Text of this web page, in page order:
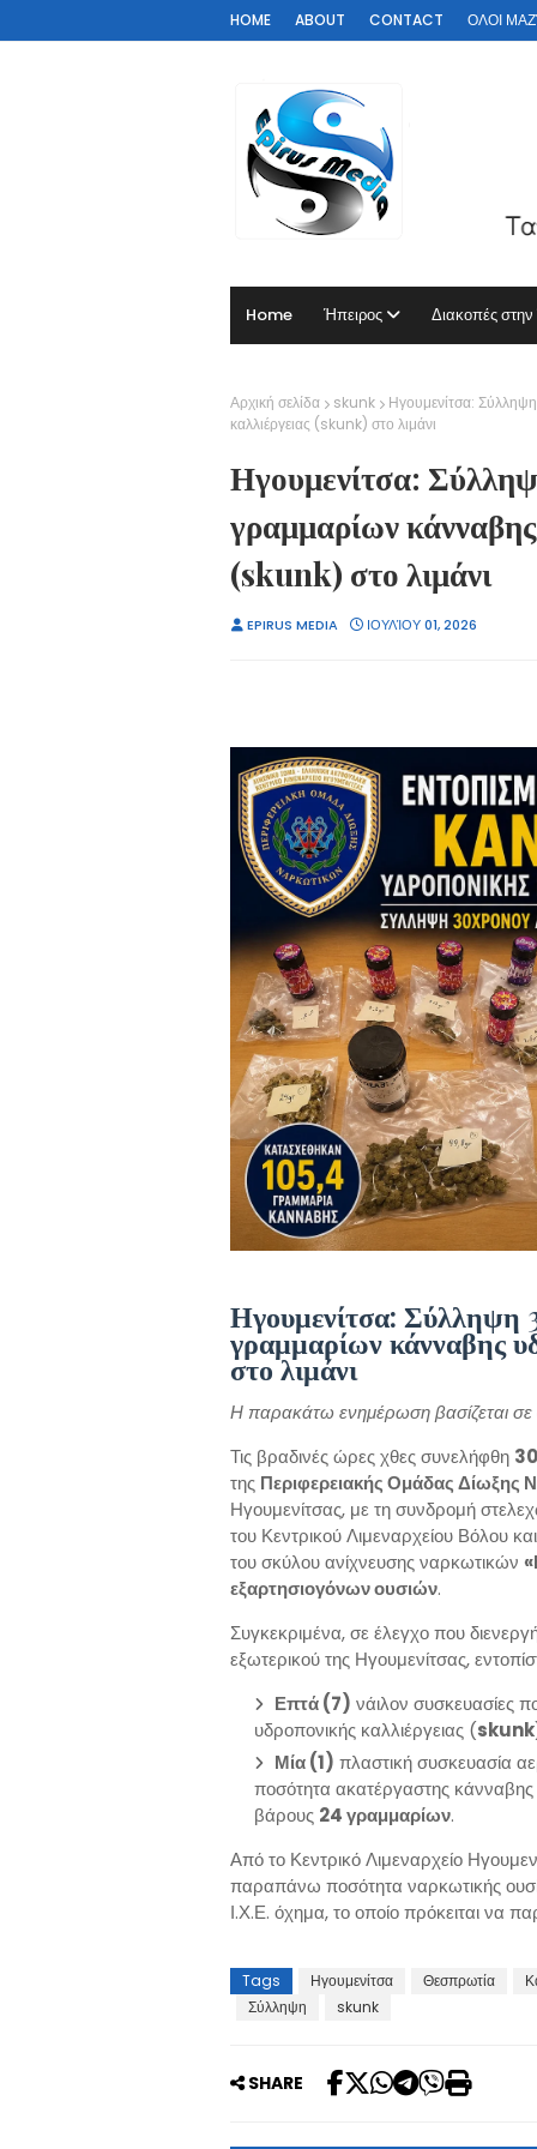
HOME ABOUT CONTACT ΟΛΟΙ
Home Ήπειρος Διακοπές
Αρχική σελίδα skunk
Ηγουμενίτσα:
καλλιέργειας (skunk) στο λιμάνι
Ηγουμενίτσα:
γραμμαρίων
(skunk) στο λιμάνι
EPIRUS MEDIA ΙΟΥΛΊΟΥ 01, 2026
Ηγουμενίτσα: Σύλληψη
γραμμαρίων κάνναβης
στο λιμάνι
Η παρακάτω ενημέρωση βασίζεται σε
Τις βραδινές ώρες χθες συνελήφθη
της Περιφερειακής Ομάδας
Ηγουμενίτσας, με τη συνδρομή
του Κεντρικού Λιμεναρχείου Βόλου
του σκύλου ανίχνευσης ναρκωτικών
εξαρτησιογόνων ουσιών.
Συγκεκριμένα, σε έλεγχο που
εξωτερικού της Ηγουμενίτσας,
Επτά (7) νάιλον συσκευασίες
υδροπονικής καλλιέργειας (skunk
Μία (1) πλαστική συσκευασία
ποσότητα ακατέργαστης κάνναβης
βάρους 24 γραμμαρίων.
Από το Κεντρικό Λιμεναρχείο
παραπάνω ποσότητα ναρκωτικής
Ι.Χ.Ε. όχημα, το οποίο πρόκειται να
Tags Ηγουμενίτσα Θεσπρωτία
Σύλληψη
skunk
SHARE